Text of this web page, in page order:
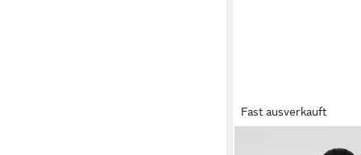
Fast ausverkauft
T-Shirt Shirt